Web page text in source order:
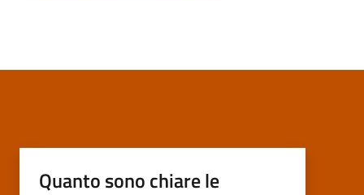
Quanto sono chiare le